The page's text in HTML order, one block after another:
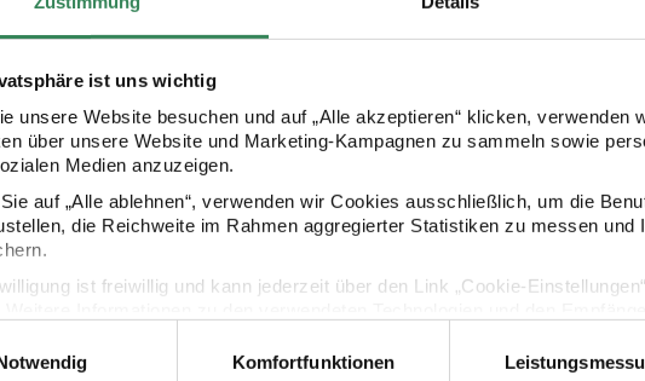
ist uns wichtig
unsere Website besuchen und auf „Alle akzeptieren“ klicken, verwenden
über unsere Website und Marketing-Kampagnen zu sammeln sowie
Medien anzuzeigen.
auf „Alle ablehnen“, verwenden wir Cookies ausschließlich, um die
die Reichweite im Rahmen aggregierter Statistiken zu messen und
ist freiwillig und kann jederzeit über den Link „Cookie-
Datenschutz Vertrag widerrufen
Komfortfunktionen
Kaufempfehlung